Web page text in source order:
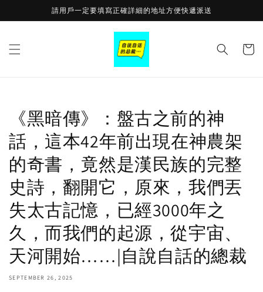
請用戶一定要填寫正確詳細的地址方便快遞派送
Cart
《黑暗傳》：盤古之前的神
話，這本42年前出現在神農架
的奇書，竟然是漢民族的完整
史詩，翻開它，原來，我們丟
失太古記憶，已經3000年之
久，而我們的起源，從宇宙、
天河開始……|自說自話的總裁
SEPTEMBER 26, 2025